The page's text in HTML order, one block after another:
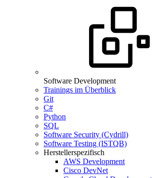
Software Development
Trainings im Überblick
Git
C#
Python
SQL
Software Security (Cydrill)
Software Testing (ISTQB)
Herstellerspezifisch
AWS Development
Cisco DevNet